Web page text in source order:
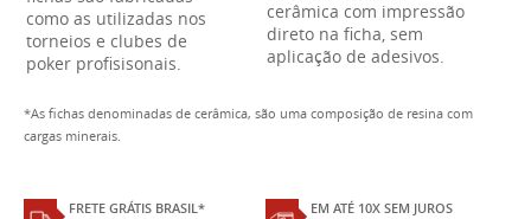
como as utilizadas nos
torneios e clubes de
poker profisisonais.
cerâmica com impressão
direto na ficha, sem
aplicação de adesivos.
*As fichas denominadas de cerâmica, são uma composição de resina com
cargas minerais.
FRETE GRÁTIS BRASIL* EM ATÉ 10X SEM JUROS